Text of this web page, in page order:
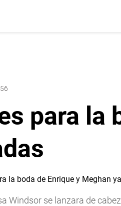
para la
Windsor se lanzara de